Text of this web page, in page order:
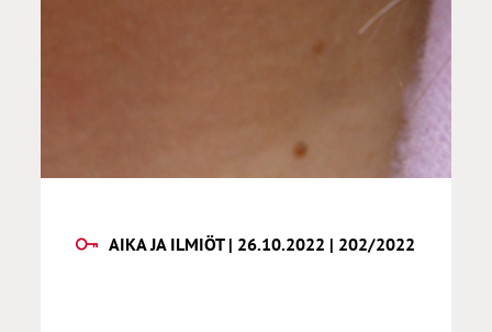
AIKA JA ILMIÖT | 26.10.2022 | 202/2022